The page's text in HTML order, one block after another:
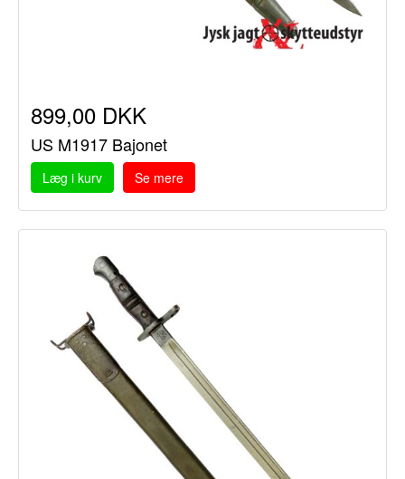
899,00 DKK
US M1917 Bajonet
Læg i kurv Se mere